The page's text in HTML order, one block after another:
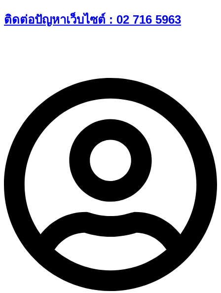
Skip
to
ติดต่อปัญหาเว็บไซต์ : 02 716 5963